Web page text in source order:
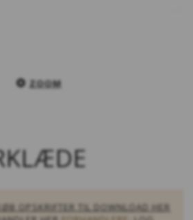
ZOOM
OPSKRIFTER TIL DOWNLOAD HER